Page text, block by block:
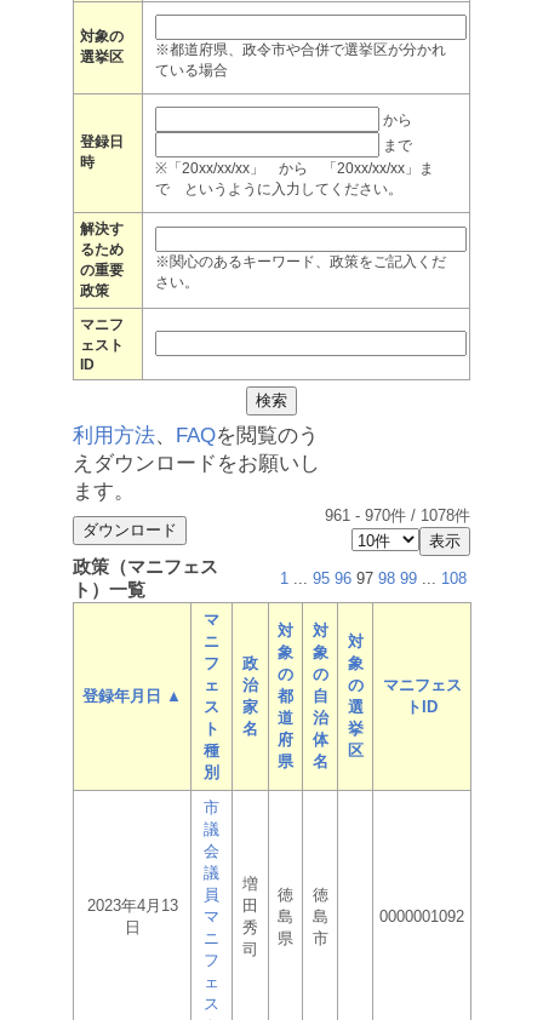
対象の
選挙区
※都道府県、政令市や合併で選挙区が分かれ
ている場合
登録日
時
から
まで
※「20xx/xx/xx」 から 「20xx/xx/xx」ま
で というように入力してください。
解決す
るため
の重要
政策
※関心のあるキーワード、政策をご記入くだ
さい。
マニフ
ェスト
ID
利用方法、 FAQを閲覧のう
えダウンロードをお願いし
ます。
961 - 970件 / 1078件
政策（マニフェス
ト）一覧
1 ... 95 96 97 98 99 ... 108
登録年月日 ▲
マ
ニ
フ
ェ
ス
ト
種
別
政
治
家
名
対
象
の
都
道
府
県
対
象
の
自
治
体
名
対
象
の
選
挙
区
マニフェス
トID
2023年4月13
日
市
議
会
議
員
マ
ニ
フ
ェ
ス
増
田
秀
司
徳
島
県
徳
島
市
0000001092